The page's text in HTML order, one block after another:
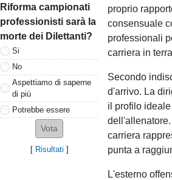
Riforma campionati
professionisti sarà la
morte dei Dilettanti?
Si
No
Aspettiamo di saperne
di più
Potrebbe essere
[ Risultati ]
proprio
consensuale
professionali
carriera in
Secondo
d'arrivo. La
il profilo
carriera
punta a
L'esterno